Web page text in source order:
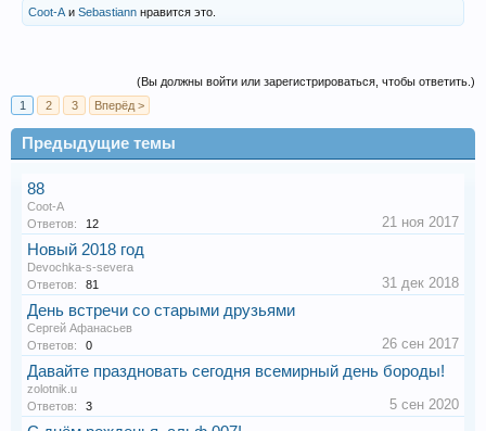
Coot-A и Sebastiann нравится это.
(Вы должны войти или зарегистрироваться, чтобы ответить.)
1
2 3 Вперёд >
Предыдущие темы
88
Coot-A
Ответов:
12 21 ноя 2017
Новый 2018 год
Devochka-s-severa
Ответов:
81 31 дек 2018
День встречи со старыми друзьями
Сергей Афанасьев
Ответов:
0 26 сен 2017
Давайте праздновать сегодня всемирный день бороды!
zolotnik.u
Ответов:
3 5 сен 2020